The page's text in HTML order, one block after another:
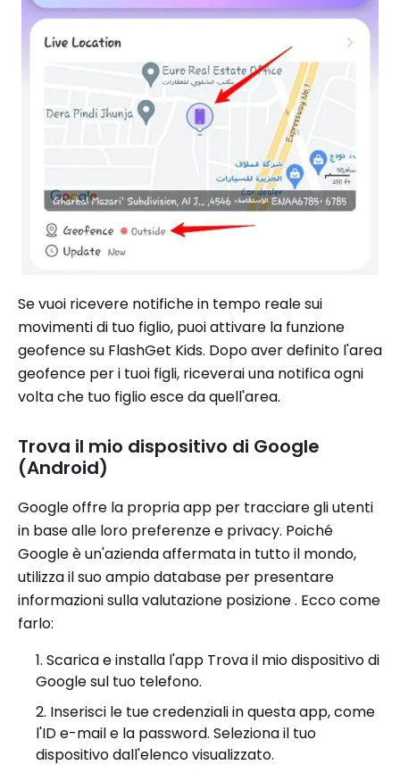
Se vuoi ricevere notifiche in tempo reale sui
movimenti di tuo figlio, puoi attivare la funzione
geofence su FlashGet Kids. Dopo aver definito l'area
geofence per i tuoi figli, riceverai una notifica ogni
volta che tuo figlio esce da quell'area.
Trova il mio dispositivo di Google
(Android)
Google offre la propria app per tracciare gli utenti
in base alle loro preferenze e privacy. Poiché
Google è un'azienda affermata in tutto il mondo,
utilizza il suo ampio database per presentare
informazioni sulla valutazione posizione . Ecco come
farlo:
Scarica e installa l'app Trova il mio dispositivo di
Google sul tuo telefono.
Inserisci le tue credenziali in questa app, come
l'ID e-mail e la password. Seleziona il tuo
dispositivo dall'elenco visualizzato.